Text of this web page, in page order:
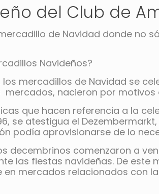
del Club de
de Navidad donde
Navideños?
los mercadillos de Navidad se
mercados, nacieron por
que hacen referencia a la
se atestigua el
podía aprovisionarse de lo
decembrinos comenzaron a
las fiestas navideñas. De
mercados relacionados con